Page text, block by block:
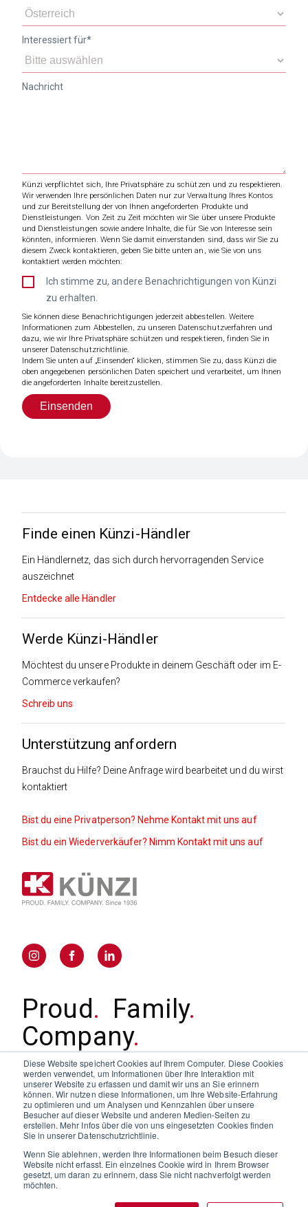
Diese Website speichert Cookies auf Ihrem Computer. Diese Cookies
werden verwendet, um Informationen über Ihre Interaktion mit
unserer Website zu erfassen und damit wir uns an Sie erinnern
können. Wir nutzen diese Informationen, um Ihre Website-Erfahrung
zu optimieren und um Analysen und Kennzahlen über unsere
Besucher auf dieser Website und anderen Medien-Seiten zu
erstellen. Mehr Infos über die von uns eingesetzten Cookies finden
Sie in unserer Datenschutzrichtlinie.
Wenn Sie ablehnen, werden Ihre Informationen beim Besuch dieser
Website nicht erfasst. Ein einzelnes Cookie wird in Ihrem Browser
gesetzt, um daran zu erinnern, dass Sie nicht nachverfolgt werden
möchten.
Interessiert für*
Nachricht
Künzi verpflichtet sich, Ihre Privatsphäre zu schützen und zu respektieren.
Wir verwenden Ihre persönlichen Daten nur zur Verwaltung Ihres Kontos
und zur Bereitstellung der von Ihnen angeforderten Produkte und
Dienstleistungen. Von Zeit zu Zeit möchten wir Sie über unsere Produkte
und Dienstleistungen sowie andere Inhalte, die für Sie von Interesse sein
könnten, informieren. Wenn Sie damit einverstanden sind, dass wir Sie zu
diesem Zweck kontaktieren, geben Sie bitte unten an, wie Sie von uns
kontaktiert werden möchten:
Ich stimme zu, andere Benachrichtigungen von Künzi
zu erhalten.
Sie können diese Benachrichtigungen jederzeit abbestellen. Weitere
Informationen zum Abbestellen, zu unseren Datenschutzverfahren und
dazu, wie wir Ihre Privatsphäre schützen und respektieren, finden Sie in
unserer Datenschutzrichtlinie.
Indem Sie unten auf „Einsenden“ klicken, stimmen Sie zu, dass Künzi die
oben angegebenen persönlichen Daten speichert und verarbeitet, um Ihnen
die angeforderten Inhalte bereitzustellen.
Finde einen Künzi-Händler
Ein Händlernetz, das sich durch hervorragenden Service
auszeichnet
Entdecke alle Händler
Werde Künzi-Händler
Möchtest du unsere Produkte in deinem Geschäft oder im E-
Commerce verkaufen?
Schreib uns
Unterstützung anfordern
Brauchst du Hilfe? Deine Anfrage wird bearbeitet und du wirst
kontaktiert
Bist du eine Privatperson? Nehme Kontakt mit uns auf
Bist du ein Wiederverkäufer? Nimm Kontakt mit uns auf
Proud. Family.
Company.
Since 1936
Händler
Über uns
Nachhaltigkeit
Copyright © 2023 KÜNZI S.p.A. – All Rights Reserved
Cookie Settings